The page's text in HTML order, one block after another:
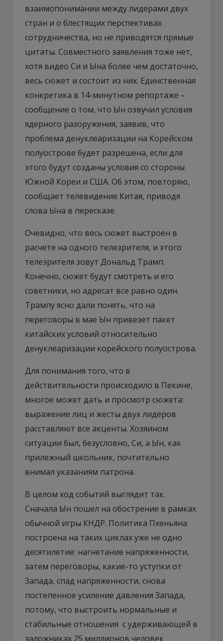
взаимопонимании между лидерами двух
стран и о блестящих перспективах
сотрудничества, но не приводятся прямые
цитаты. Совместного заявления тоже нет,
хотя видео Си и Ына более чем достаточно,
весь сюжет и состоит из них. Единственная
конкретика в 14-минутном репортаже –
сообщение о том, что Ын озвучил условия
ядерного разоружения, заявив, что
проблема денуклеаризации на Корейском
полуострове будет разрешена, если для
этого будут созданы условия со стороны
Южной Кореи и США. Об этом, повторяю,
сообщает телевидение Китая, приводя
слова Ына в пересказе.
Очевидно, что весь сюжет выстроен в
расчете на одного телезрителя, и этого
телезрителя зовут Дональд Трамп.
Конечно, сюжет будут смотреть и его
советники, но адресат все равно один.
Трампу ясно дали понять, что на
переговоры в мае Ын привезет пакет
китайских условий относительно
денуклеаризации корейского полуострова.
Для понимания того, что в
действительности происходило в Пекине,
многое может дать и просмотр сюжета:
выражение лиц и жесты двух лидеров
расставляют все акценты. Хозяином
ситуации был, безусловно, Си, а Ын, как
прилежный школьник, почтительно
внимал указаниям патрона.
В целом ход событий выглядит так.
Сначала Ын пошел на обострение в рамках
обычной игры КНДР. Политика Пхеньяна
построена на таких циклах уже не одно
десятилетие: нагнетание напряженности,
затем переговоры, какие-то уступки от
Запада, спад напряженности, снова
постепенное усиление давления Запада,
потому, что выстроить нормальные и
стабильные отношения с удерживающей в
заложниках 25 миллионов человек